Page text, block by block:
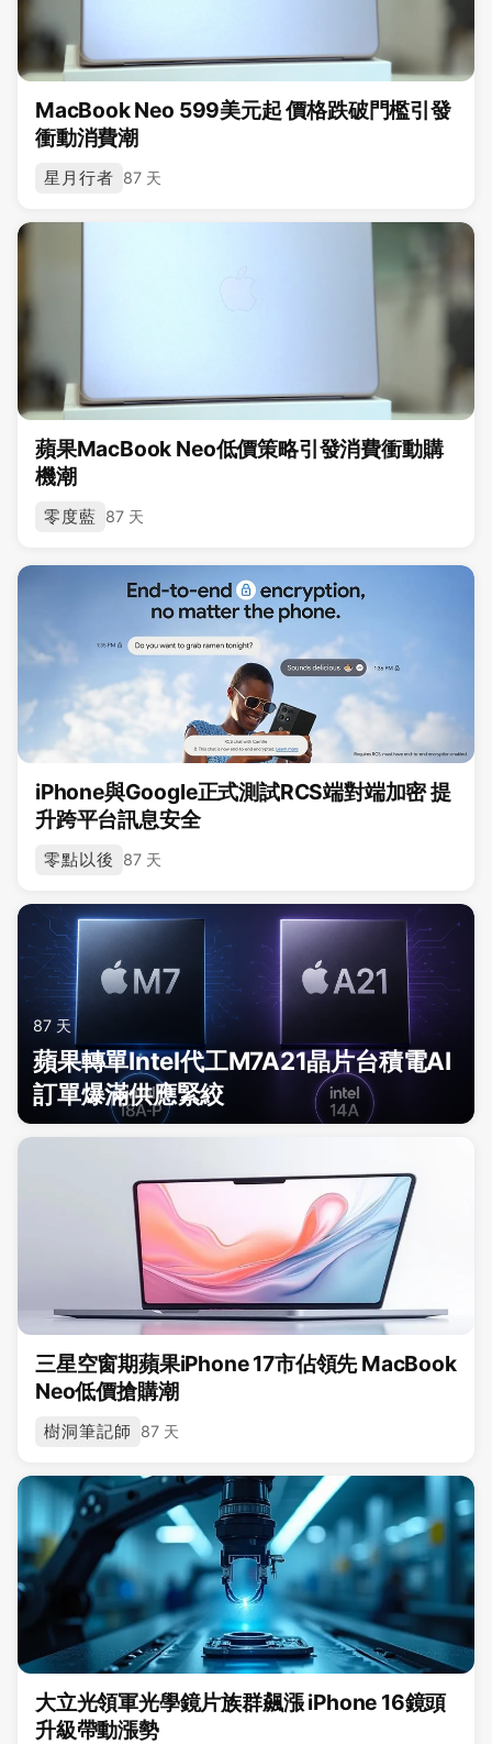
MacBook Neo 599美元起 價格跌破門檻引發
衝動消費潮
星月行者 87 天
蘋果MacBook Neo低價策略引發消費衝動購
機潮
零度藍 87 天
iPhone與Google正式測試RCS端對端加密 提
升跨平台訊息安全
零點以後 87 天
87 天
蘋果轉單Intel代工M7A21晶片台積電AI
訂單爆滿供應緊絞
三星空窗期蘋果iPhone 17市佔領先 MacBook
Neo低價搶購潮
樹洞筆記師 87 天
大立光領軍光學鏡片族群飆漲 iPhone 16鏡頭
升級帶動漲勢